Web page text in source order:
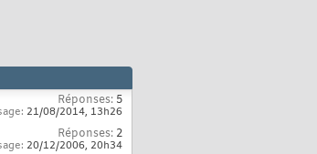
Réponses: 5
21/08/2014, 13h26
Réponses: 2
20/12/2006, 20h34